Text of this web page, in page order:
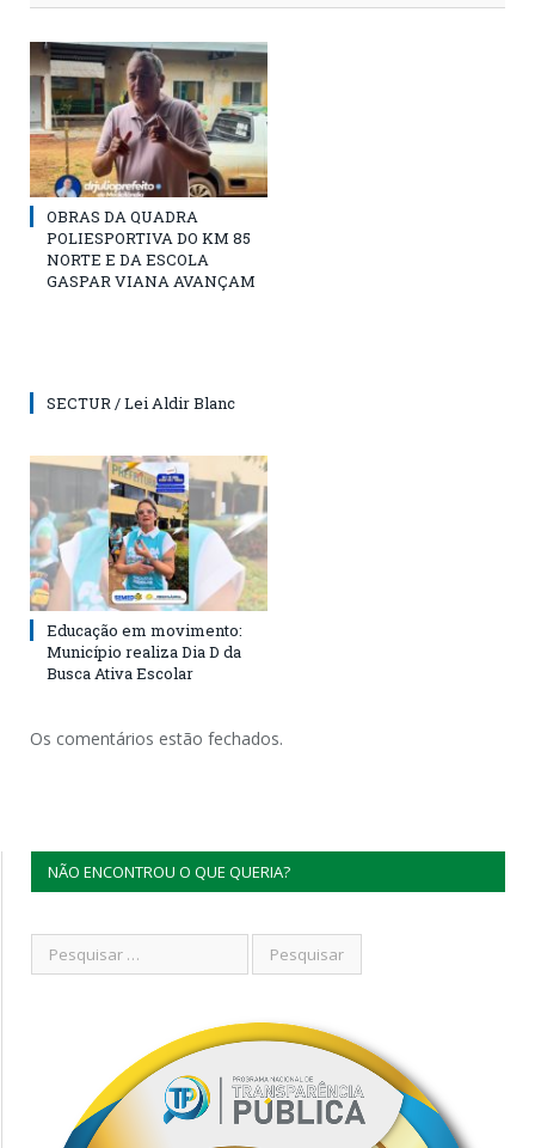
OBRAS DA QUADRA
POLIESPORTIVA DO KM 85
NORTE E DA ESCOLA
GASPAR VIANA AVANÇAM
SECTUR / Lei Aldir Blanc
Educação em movimento:
Município realiza Dia D da
Busca Ativa Escolar
Os comentários estão fechados.
NÃO ENCONTROU O QUE QUERIA?